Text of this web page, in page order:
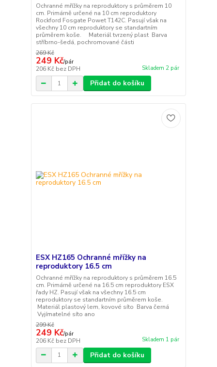
Ochranné mřížky na reproduktory s průměrem 10
cm. Primárně určené na 10 cm reproduktory
Rockford Fosgate Powet T142C. Pasují však na
všechny 10 cm reproduktory se standartním
průměrem koše. Materiál tvrzený plast Barva
stříbrno-šedá, pochromované části
269 Kč
249 Kč/pár
206 Kč bez DPH Skladem 2 pár
Přidat do košíku
ESX HZ165 Ochranné mřížky na
reproduktory 16.5 cm
Ochranné mřížky na reproduktory s průměrem 16.5
cm. Primárně určené na 16.5 cm reproduktory ESX
řady HZ. Pasují však na všechny 16.5 cm
reproduktory se standartním průměrem koše.
Materiál plastový lem, kovové síto Barva černá
Vyjímatelné síto ano
299 Kč
249 Kč/pár
206 Kč bez DPH Skladem 1 pár
Přidat do košíku